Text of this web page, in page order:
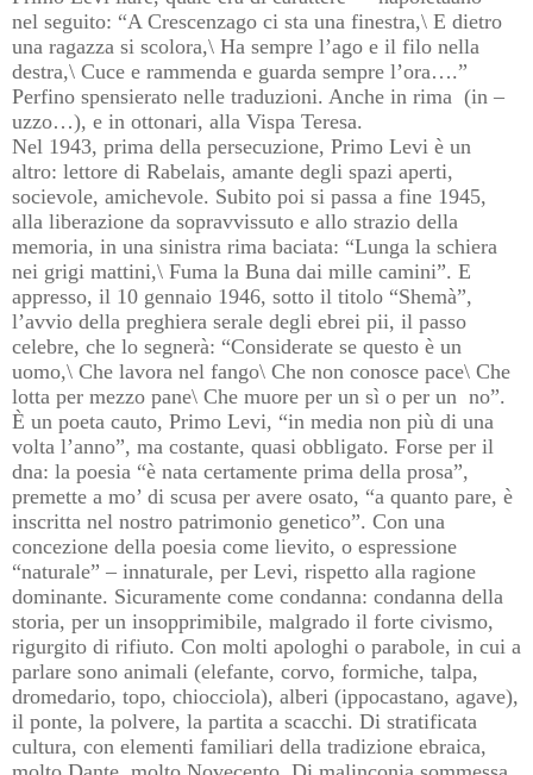
nel seguito: “A Crescenzago ci sta una finestra,\ E dietro
una ragazza si scolora,\ Ha sempre l’ago e il filo nella
destra,\ Cuce e rammenda e guarda sempre l’ora….”
Perfino spensierato nelle traduzioni. Anche in rima (in –
uzzo…), e in ottonari, alla Vispa Teresa.
Nel 1943, prima della persecuzione, Primo Levi è un
altro: lettore di Rabelais, amante degli spazi aperti,
socievole, amichevole. Subito poi si passa a fine 1945,
alla liberazione da sopravvissuto e allo strazio della
memoria, in una sinistra rima baciata: “Lunga la schiera
nei grigi mattini,\ Fuma la Buna dai mille camini”. E
appresso, il 10 gennaio 1946, sotto il titolo “Shemà”,
l’avvio della preghiera serale degli ebrei pii, il passo
celebre, che lo segnerà: “Considerate se questo è un
uomo,\ Che lavora nel fango\ Che non conosce pace\ Che
lotta per mezzo pane\ Che muore per un sì o per un no”.
È un poeta cauto, Primo Levi, “in media non più di una
volta l’anno”, ma costante, quasi obbligato. Forse per il
dna: la poesia “è nata certamente prima della prosa”,
premette a mo’ di scusa per avere osato, “a quanto pare, è
inscritta nel nostro patrimonio genetico”. Con una
concezione della poesia come lievito, o espressione
“naturale” – innaturale, per Levi, rispetto alla ragione
dominante. Sicuramente come condanna: condanna della
storia, per un insopprimibile, malgrado il forte civismo,
rigurgito di rifiuto. Con molti apologhi o parabole, in cui a
parlare sono animali (elefante, corvo, formiche, talpa,
dromedario, topo, chiocciola), alberi (ippocastano, agave),
il ponte, la polvere, la partita a scacchi. Di stratificata
cultura, con elementi familiari della tradizione ebraica,